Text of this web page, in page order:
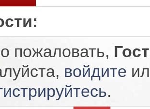
пожаловать,
войдите
.